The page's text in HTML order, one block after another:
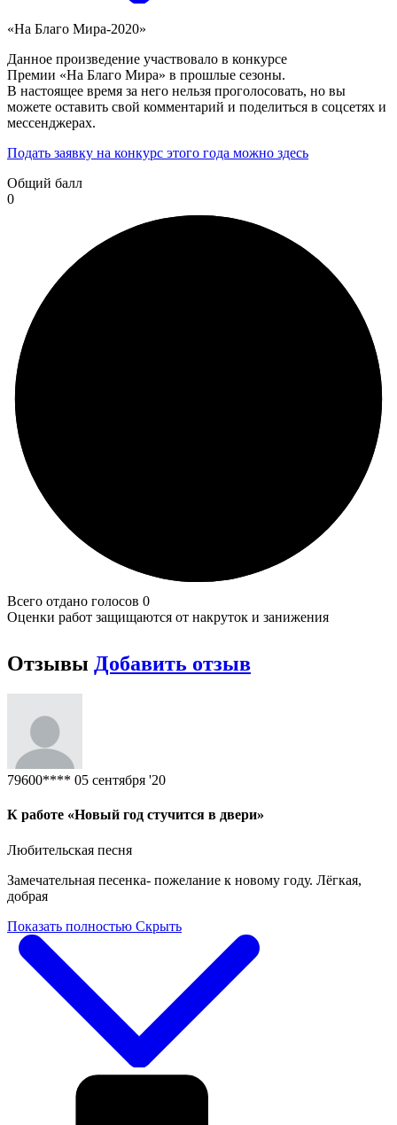
«На Благо Мира-2020»
Данное произведение участвовало в конкурсе
Премии «На Благо Мира» в прошлые сезоны.
В настоящее время за него нельзя проголосовать, но вы
можете оставить свой комментарий и поделиться в соцсетях и
мессенджерах.
Подать заявку на конкурс этого года можно здесь
Общий балл
0
Всего отдано голосов 0
Оценки работ защищаются от накруток и занижения
Отзывы Добавить отзыв
79600**** 05 сентября '20
К работе «Новый год стучится в двери»
Любительская песня
Замечательная песенка- пожелание к новому году. Лёгкая,
добрая
Показать полностью Скрыть